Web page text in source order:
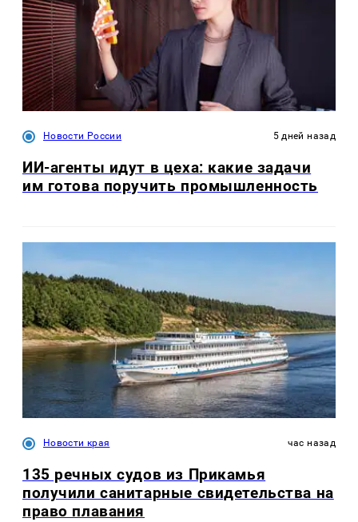
Новости России 5 дней назад
ИИ-агенты идут в цеха: какие задачи
им готова поручить промышленность
Новости края час назад
135 речных судов из Прикамья
получили санитарные свидетельства на
право плавания